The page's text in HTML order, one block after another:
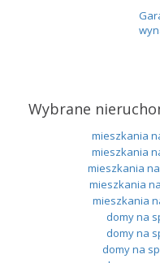
Wybrane
mieszkania
mieszkania
mieszkania
mieszkania
mieszkania
domy na
domy na
domy na